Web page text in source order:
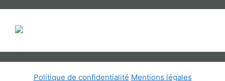
Politique de confidentialité Mentions légales